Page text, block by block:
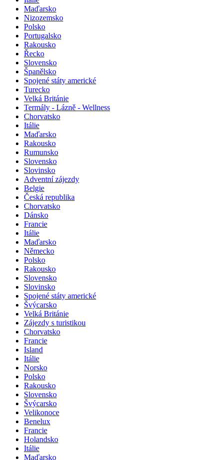
Maďarsko
Nizozemsko
Polsko
Portugalsko
Rakousko
Řecko
Slovensko
Španělsko
Spojené státy americké
Turecko
Velká Británie
Termály - Lázně - Wellness
Chorvatsko
Itálie
Maďarsko
Rakousko
Rumunsko
Slovensko
Slovinsko
Adventní zájezdy
Belgie
Česká republika
Chorvatsko
Dánsko
Francie
Itálie
Maďarsko
Německo
Polsko
Rakousko
Slovensko
Slovinsko
Spojené státy americké
Švýcarsko
Velká Británie
Zájezdy s turistikou
Chorvatsko
Francie
Island
Itálie
Norsko
Polsko
Rakousko
Slovensko
Švýcarsko
Velikonoce
Benelux
Francie
Holandsko
Itálie
Maďarsko